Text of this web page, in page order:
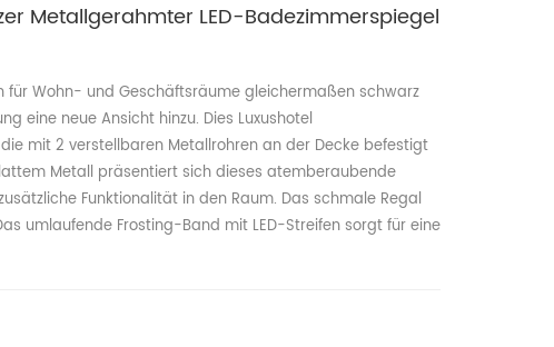
Metallgerahmter LED-Badezimmerspiegel
für Wohn- und Geschäftsräume gleichermaßen schwarz
eine neue Ansicht hinzu. Dies Luxushotel
mit 2 verstellbaren Metallrohren an der Decke befestigt
Metall präsentiert sich dieses atemberaubende
Funktionalität in den Raum. Das schmale Regal
umlaufende Frosting-Band mit LED-Streifen sorgt für eine